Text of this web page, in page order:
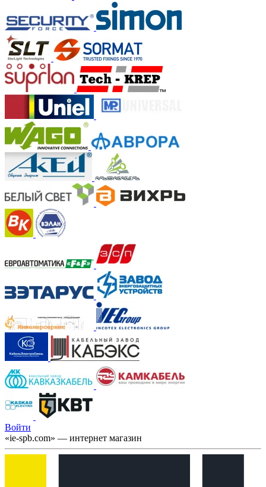
Войти
«ie-spb.com» — интернет магазин